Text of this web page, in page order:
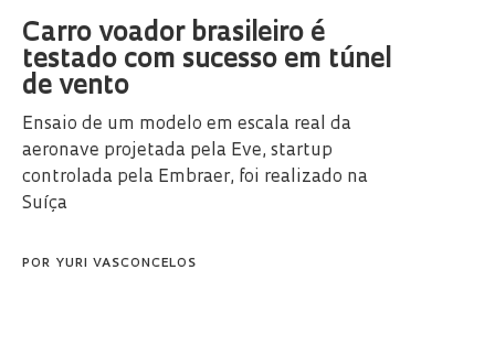
Carro voador brasileiro é
testado com sucesso em túnel
de vento
Ensaio de um modelo em escala real da
aeronave projetada pela Eve, startup
controlada pela Embraer, foi realizado na
Suíça
POR YURI VASCONCELOS